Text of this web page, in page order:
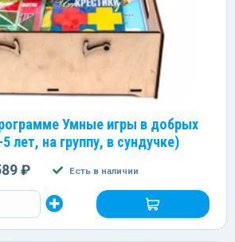
Умные игры в добрых
лет, на группу, в сундучке)
₽ Есть в наличии